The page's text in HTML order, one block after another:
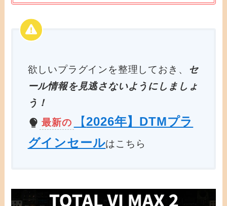
欲しいプラグインを整理しておき、
セ
ール情報を見逃さないようにしましょ
う！
最新の
【2026年】DTMプラ
グインセールはこちら